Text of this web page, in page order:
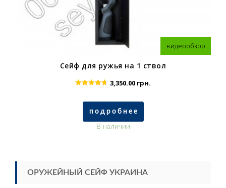
видеообзор
Сейф для ружья на 1 ствол
out of 5
3,350.00 грн.
п о д р о б н е е
В наличии
ОРУЖЕЙНЫЙ СЕЙФ УКРАИНА